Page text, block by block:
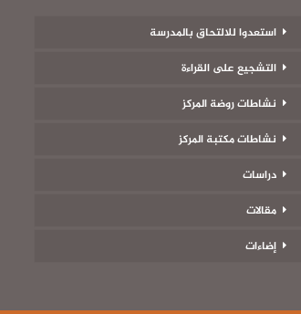
استعدوا للالتحاق بالمدرسة
التشجيع على القراءة
نشاطات روضة المركز
نشاطات مكتبة المركز
دراسات
مقالات
إضاءات